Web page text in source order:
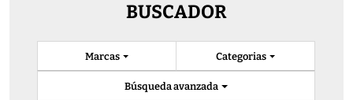
BUSCADOR
Categorias
Marcas
Búsqueda avanzada